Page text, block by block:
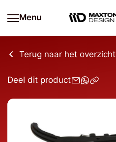
Menu
Terug naar het overzicht
Deel dit product